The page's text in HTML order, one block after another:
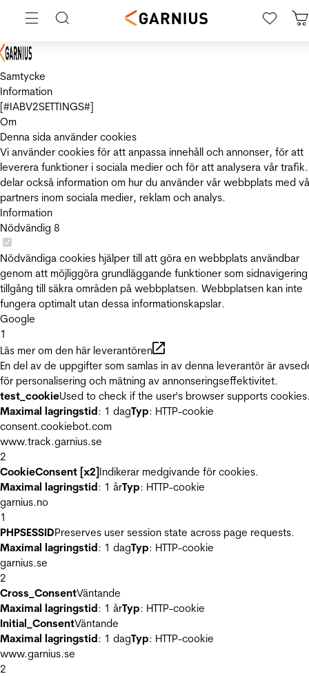
Samtycke
Information
[#IABV2SETTINGS#]
Om
Denna sida använder cookies
Vi använder cookies för att anpassa innehåll och annonser, för att
leverera funktioner i sociala medier och för att analysera vår
delar också information om hur du använder vår webbplats med
partners inom sociala medier, reklam och analys.
Information
Nödvändig 8
Nödvändiga cookies hjälper till att göra en webbplats användbar
genom att möjliggöra grundläggande funktioner som
tillgång till säkra områden på webbplatsen. Webbplatsen kan inte
fungera optimalt utan dessa informationskapslar.
Google
1
Läs mer om den här leverantören
En del av de uppgifter som samlas in av denna leverantör är
för personalisering och mätning av annonseringseffektivitet.
test_cookieUsed to check if the user's browser supports
Maximal lagringstid: 1 dagTyp: HTTP-cookie
consent.cookiebot.com
www.track.garnius.se
2
CookieConsent [x2]Indikerar medgivande för cookies.
Maximal lagringstid: 1 årTyp: HTTP-cookie
garnius.no
1
PHPSESSIDPreserves user session state across page requests.
Maximal lagringstid: 1 dagTyp: HTTP-cookie
garnius.se
2
Cross_ConsentVäntande
Maximal lagringstid: 1 årTyp: HTTP-cookie
Initial_ConsentVäntande
Maximal lagringstid: 1 dagTyp: HTTP-cookie
www.garnius.se
2